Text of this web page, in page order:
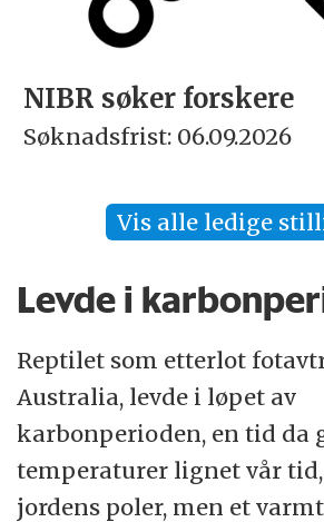
NIBR søker forskere
Søknadsfrist: 06.09.2026
Vis alle ledige
Levde i
Reptilet som etterlot
Australia, levde i løpet av
karbonperioden, en tid da
temperaturer lignet vår tid,
jordens poler, men et